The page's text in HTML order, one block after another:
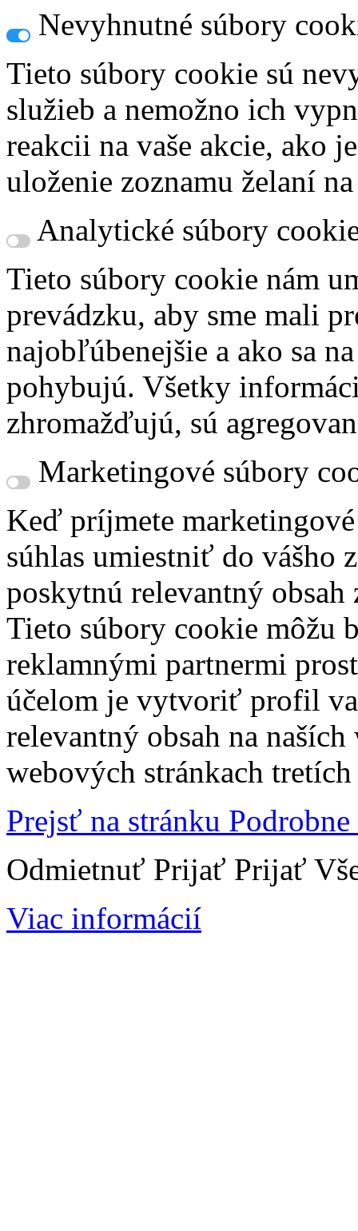
Nevyhnutné súbory
Tieto súbory cookie sú
služieb a nemožno ich
reakcii na vaše akcie, ako
uloženie zoznamu želaní
Analytické súbory
Tieto súbory cookie nám
prevádzku, aby sme mali
najobľúbenejšie a ako sa
pohybujú. Všetky
zhromažďujú, sú
Marketingové súbory
Keď príjmete
súhlas umiestniť do vášho
poskytnú relevantný
Tieto súbory cookie môžu
reklamnými partnermi
účelom je vytvoriť profil
relevantný obsah na
webových stránkach tretích
Prejsť na stránku
Odmietnuť Prijať Prijať
Viac informácií